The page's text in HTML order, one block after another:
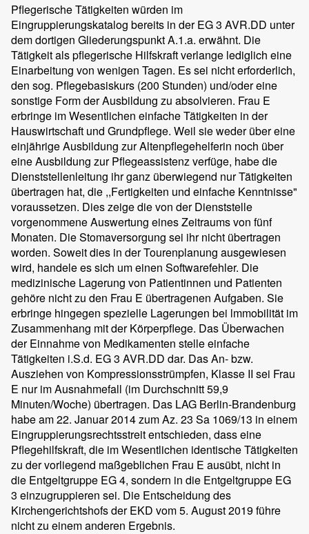
Pflegerische Tätigkeiten würden im
Eingruppierungskatalog bereits in der EG 3 AVR.DD unter
dem dortigen Gliederungspunkt A.1.a. erwähnt. Die
Tätigkeit als pflegerische Hilfskraft verlange lediglich eine
Einarbeitung von wenigen Tagen. Es sei nicht erforderlich,
den sog. Pflegebasiskurs (200 Stunden) und/oder eine
sonstige Form der Ausbildung zu absolvieren. Frau E
erbringe im Wesentlichen einfache Tätigkeiten in der
Hauswirtschaft und Grundpflege. Weil sie weder über eine
einjährige Ausbildung zur Altenpflegehelferin noch über
eine Ausbildung zur Pflegeassistenz verfüge, habe die
Dienststellenleitung ihr ganz überwiegend nur Tätigkeiten
übertragen hat, die ,,Fertigkeiten und einfache Kenntnisse"
voraussetzen. Dies zeige die von der Dienststelle
vorgenommene Auswertung eines Zeitraums von fünf
Monaten. Die Stomaversorgung sei ihr nicht übertragen
worden. Soweit dies in der Tourenplanung ausgewiesen
wird, handele es sich um einen Softwarefehler. Die
medizinische Lagerung von Patientinnen und Patienten
gehöre nicht zu den Frau E übertragenen Aufgaben. Sie
erbringe hingegen spezielle Lagerungen bei lmmobilität im
Zusammenhang mit der Körperpflege. Das Überwachen
der Einnahme von Medikamenten stelle einfache
Tätigkeiten i.S.d. EG 3 AVR.DD dar. Das An- bzw.
Ausziehen von Kompressionsstrümpfen, Klasse II sei Frau
E nur im Ausnahmefall (im Durchschnitt 59,9
Minuten/Woche) übertragen. Das LAG Berlin-Brandenburg
habe am 22. Januar 2014 zum Az. 23 Sa 1069/13 in einem
Eingruppierungsrechtsstreit entschieden, dass eine
Pflegehilfskraft, die im Wesentlichen identische Tätigkeiten
zu der vorliegend maßgeblichen Frau E ausübt, nicht in
die Entgeltgruppe EG 4, sondern in die Entgeltgruppe EG
3 einzugruppieren sei. Die Entscheidung des
Kirchengerichtshofs der EKD vom 5. August 2019 führe
nicht zu einem anderen Ergebnis.